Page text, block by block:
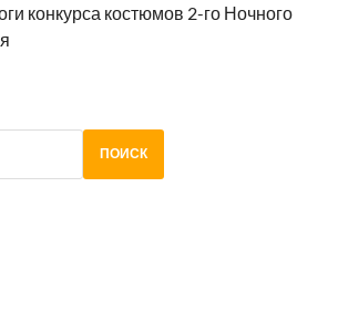
конкурса костюмов 2-го Ночного
ПОИСК